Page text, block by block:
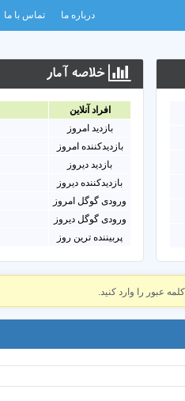
درباره ما تماس با ما
خلاصه آمار
افراد آنلاين
بازدید امروز
بازدیدکننده امروز
بازدید دیروز
بازدیدکننده دیروز
ورودی گوگل امروز
ورودی گوگل دیروز
پربیننده ترین روز
عبور را وارد کنید.